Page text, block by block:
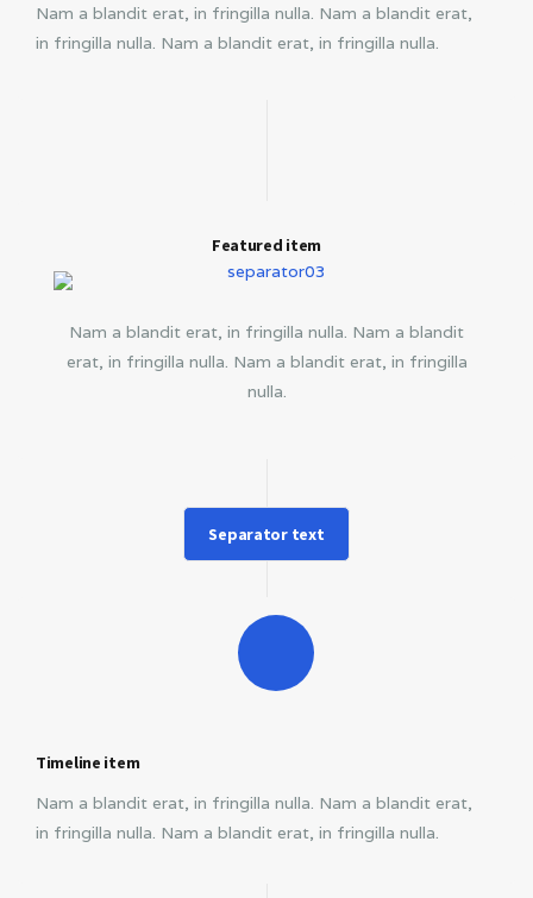
Nam a blandit erat, in fringilla nulla. Nam a blandit erat,
in fringilla nulla. Nam a blandit erat, in fringilla nulla.
Featured item
Nam a blandit erat, in fringilla nulla. Nam a blandit
erat, in fringilla nulla. Nam a blandit erat, in fringilla
nulla.
Separator text
Timeline item
Nam a blandit erat, in fringilla nulla. Nam a blandit erat,
in fringilla nulla. Nam a blandit erat, in fringilla nulla.